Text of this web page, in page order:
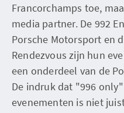
Francorchamps toe,
media partner. De 992
Porsche Motorsport en
Rendezvous zijn hun
een onderdeel van de
De indruk dat "996
evenementen is niet